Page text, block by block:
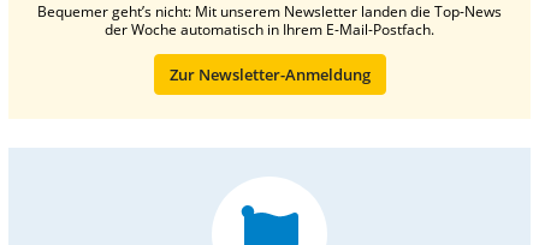
Bequemer geht’s nicht: Mit unserem Newsletter landen die Top-News
der Woche automatisch in Ihrem E-Mail-Postfach.
Zur Newsletter-Anmeldung